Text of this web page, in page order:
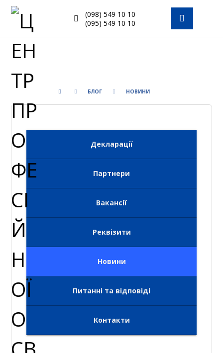
(098) 549 10 10
(095) 549 10 10
БЛОГ НОВИНИ
Декларації
Партнери
Вакансії
Реквізити
Новини
Питанні та відповіді
Контакти